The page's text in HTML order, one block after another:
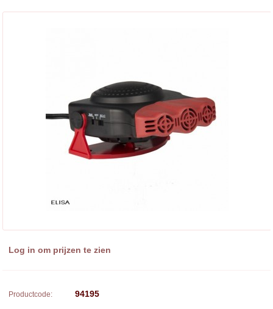
Log in om prijzen te zien
Productcode: 94195